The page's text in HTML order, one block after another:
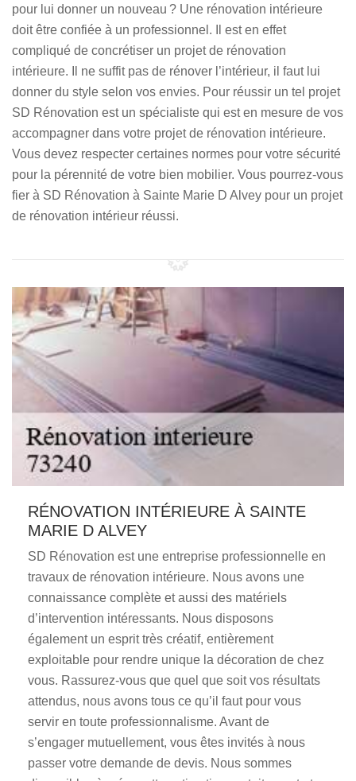
pour lui donner un nouveau ? Une rénovation intérieure
doit être confiée à un professionnel. Il est en effet
compliqué de concrétiser un projet de rénovation
intérieure. Il ne suffit pas de rénover l’intérieur, il faut lui
donner du style selon vos envies. Pour réussir un tel projet
SD Rénovation est un spécialiste qui est en mesure de vos
accompagner dans votre projet de rénovation intérieure.
Vous devez respecter certaines normes pour votre sécurité
pour la pérennité de votre bien mobilier. Vous pourrez-vous
fier à SD Rénovation à Sainte Marie D Alvey pour un projet
de rénovation intérieur réussi.
RÉNOVATION INTÉRIEURE À SAINTE
MARIE D ALVEY
SD Rénovation est une entreprise professionnelle en
travaux de rénovation intérieure. Nous avons une
connaissance complète et aussi des matériels
d’intervention intéressants. Nous disposons
également un esprit très créatif, entièrement
exploitable pour rendre unique la décoration de chez
vous. Rassurez-vous que quel que soit vos résultats
attendus, nous avons tous ce qu’il faut pour vous
servir en toute professionnalisme. Avant de
s’engager mutuellement, vous êtes invités à nous
passer votre demande de devis. Nous sommes